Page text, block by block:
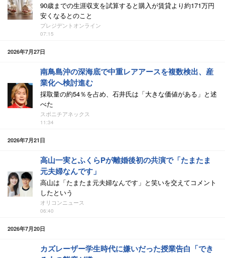
90歳までの生涯収支を試算すると購入が賃貸より約171万円
安くなるとのこと
プレジデントオンライン
07:15
2026年7月27日
南鳥島沖の深海底で中重レアアースを複数検出、産
業化へ検討進む
採取量の約54％を占め、石井氏は「大きな価値がある」と述
べた
スポニチアネックス
11:34
2026年7月21日
高山一実とふくらPが離婚後初の共演で「たまたま
元夫婦なんです」
高山は「たまたま元夫婦なんです」と笑いを交えてコメント
したという
オリコンニュース
06:40
2026年7月20日
カズレーザー学生時代に嫌いだった授業告白「でき